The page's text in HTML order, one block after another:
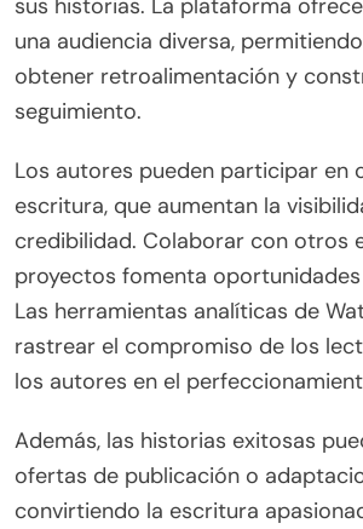
una audiencia diversa,
obtener retroalimentación y
seguimiento.
Los autores pueden participar en
escritura, que aumentan la
credibilidad. Colaborar con otros
proyectos fomenta
Las herramientas analíticas de
rastrear el compromiso de los
los autores en el
Además, las historias exitosas
ofertas de publicación o
convirtiendo la escritura